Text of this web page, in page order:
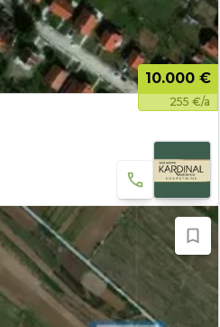
10.000 €
255 €/a